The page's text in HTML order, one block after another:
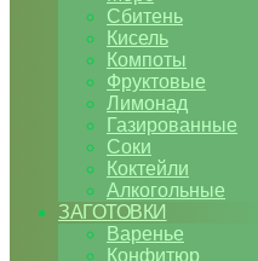
Сбитень
Кисель
Компоты
Фруктовые
Лимонад
Газированные
Соки
Коктейли
Алкогольные
ЗАГОТОВКИ
Варенье
Конфитюр